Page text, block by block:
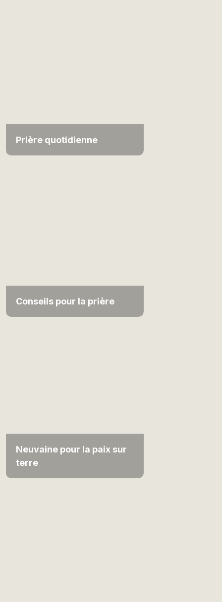
Prière quotidienne
Conseils pour la prière
Neuvaine pour la paix sur
terre